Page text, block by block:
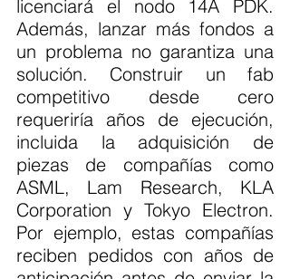
licenciará el nodo 14A PDK.
Además, lanzar más fondos a
un problema no garantiza una
solución. Construir un fab
competitivo desde cero
requeriría años de ejecución,
incluida la adquisición de
piezas de compañías como
ASML, Lam Research, KLA
Corporation y Tokyo Electron.
Por ejemplo, estas compañías
reciben pedidos con años de